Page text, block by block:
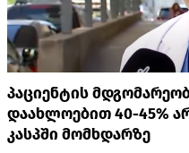
პაციენტის
დაახლოებით 40-45%
კასპში მომხდარზე